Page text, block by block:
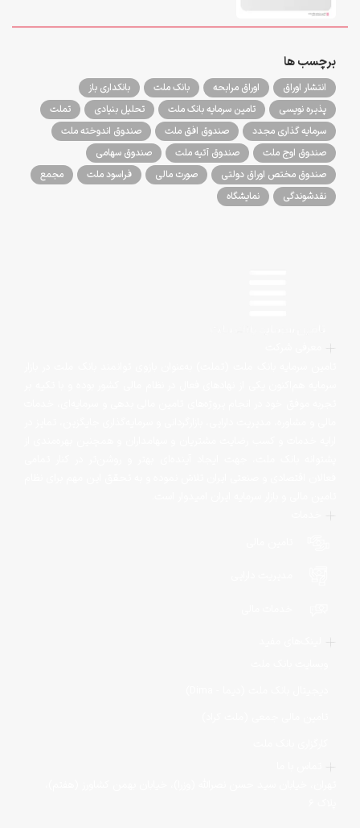
برچسب ها
انتشار اوراق اوراق مرابحه بانک ملت
بانکداری باز
پذیره نویسی
تامین سرمایه بانک ملت تحلیل بنیادی
تملت
سرمایه گذاری مجدد
صندوق افق ملت
صندوق اندوخته ملت
صندوق اوج ملت
صندوق آتیه ملت
صندوق سهامی
صندوق مختص اوراق دولتی
صورت مالی فراسود ملت
مجمع
نقدشوندگی
نمایشگاه